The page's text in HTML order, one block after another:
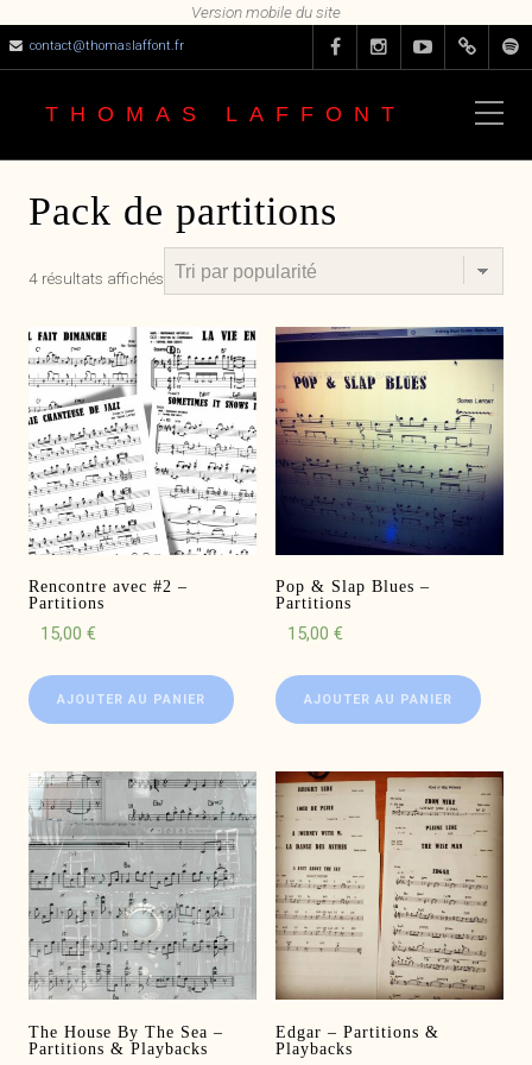
contact@thomaslaffont.fr
THOMAS LAFFONT
Pack de partitions
4 résultats affichés Trié
popularité
Rencontre avec #2 –
Partitions
15,00 €
AJOUTER AU PANIER
Pop & Slap Blues –
Partitions
15,00 €
AJOUTER AU PANIER
The House By The Sea –
Partitions & Playbacks
Edgar – Partitions &
Playbacks